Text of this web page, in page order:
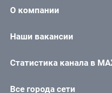
О компании
Наши вакансии
Статистика канала в
Все города сети